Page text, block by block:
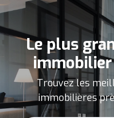
Le plus
immobilier
Trouvez les
immobilières